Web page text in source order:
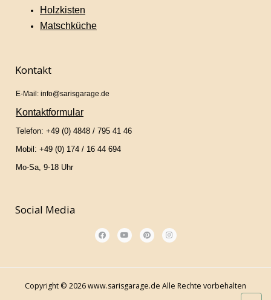
Holzkisten
Matschküche
Kontakt
E-Mail: info@sarisgarage.de
Kontaktformular
Telefon: +49 (0) 4848 / 795 41 46
Mobil: +49 (0) 174 / 16 44 694
Mo-Sa, 9-18 Uhr
Social Media
Copyright © 2026 www.sarisgarage.de Alle Rechte vorbehalten